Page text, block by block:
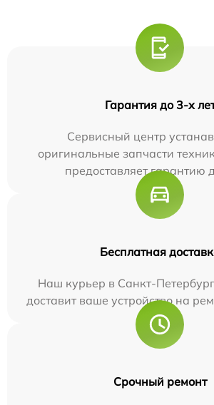
Гарантия до 3-х
Сервисный центр
оригинальные запчасти
предоставляет гарантию
Бесплатная
Наш курьер в Санкт-
доставит ваше устройство на
Срочный ремонт